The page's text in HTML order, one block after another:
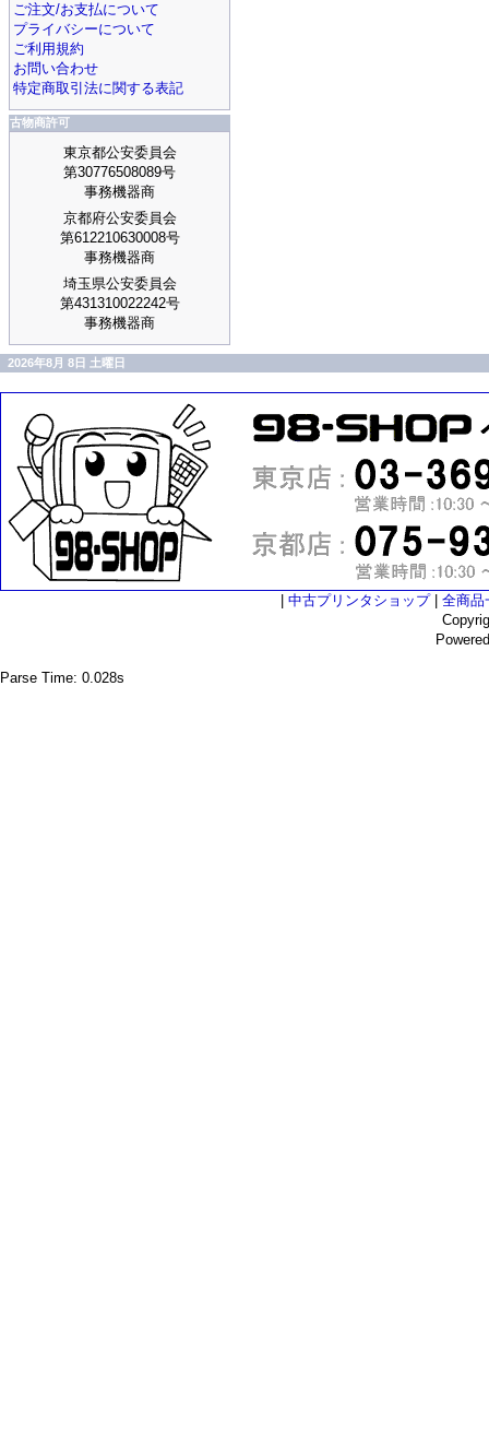
ご注文/お支払について
プライバシーについて
ご利用規約
お問い合わせ
特定商取引法に関する表記
古物商許可
東京都公安委員会
第30776508089号
事務機器商
京都府公安委員会
第612210630008号
事務機器商
埼玉県公安委員会
第431310022242号
事務機器商
2026年8月 8日 土曜日
中古プリンタショップ| 全商品
Parse Time: 0.028s